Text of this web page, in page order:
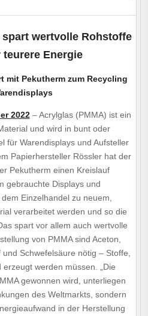
wertvolle Rohstoffe
teurere Energie
mit Pekutherm zum Recycling
2022– Acrylglas (PMMA) ist ein
und wird in bunt oder
für Warendisplays und Aufsteller
Papierhersteller Rössler hat der
Pekutherm einen Kreislauf
gebrauchte Displays und
Einzelhandel zu neuem,
verarbeitet werden und so die
spart vor allem auch wertvolle
von PMMA sind Aceton,
Schwefelsäure nötig – Stoffe,
werden müssen. „Die
gewonnen wird, unterliegen
des Weltmarkts, sondern
in der Herstellung